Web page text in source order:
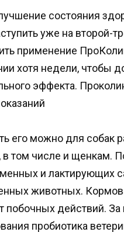
состояния
уже на второй-
применение
хотя недели, чтобы
эффекта.
его можно для собак
в том числе и щенкам.
и лактирующих
животных.
побочных действий. За
пробиотика